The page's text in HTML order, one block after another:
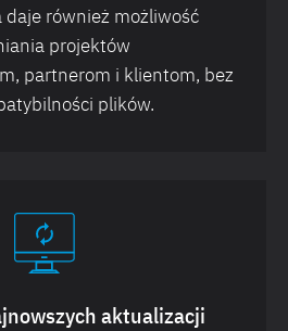
daje również możliwość
projektów
partnerom i klientom, bez
plików.
aktualizacji